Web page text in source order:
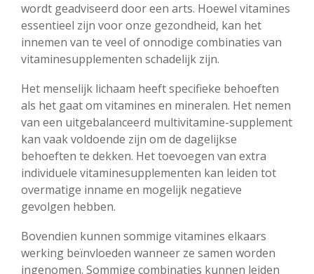
wordt geadviseerd door een arts. Hoewel vitamines
essentieel zijn voor onze gezondheid, kan het
innemen van te veel of onnodige combinaties van
vitaminesupplementen schadelijk zijn.
Het menselijk lichaam heeft specifieke behoeften
als het gaat om vitamines en mineralen. Het nemen
van een uitgebalanceerd multivitamine-supplement
kan vaak voldoende zijn om de dagelijkse
behoeften te dekken. Het toevoegen van extra
individuele vitaminesupplementen kan leiden tot
overmatige inname en mogelijk negatieve
gevolgen hebben.
Bovendien kunnen sommige vitamines elkaars
werking beïnvloeden wanneer ze samen worden
ingenomen. Sommige combinaties kunnen leiden